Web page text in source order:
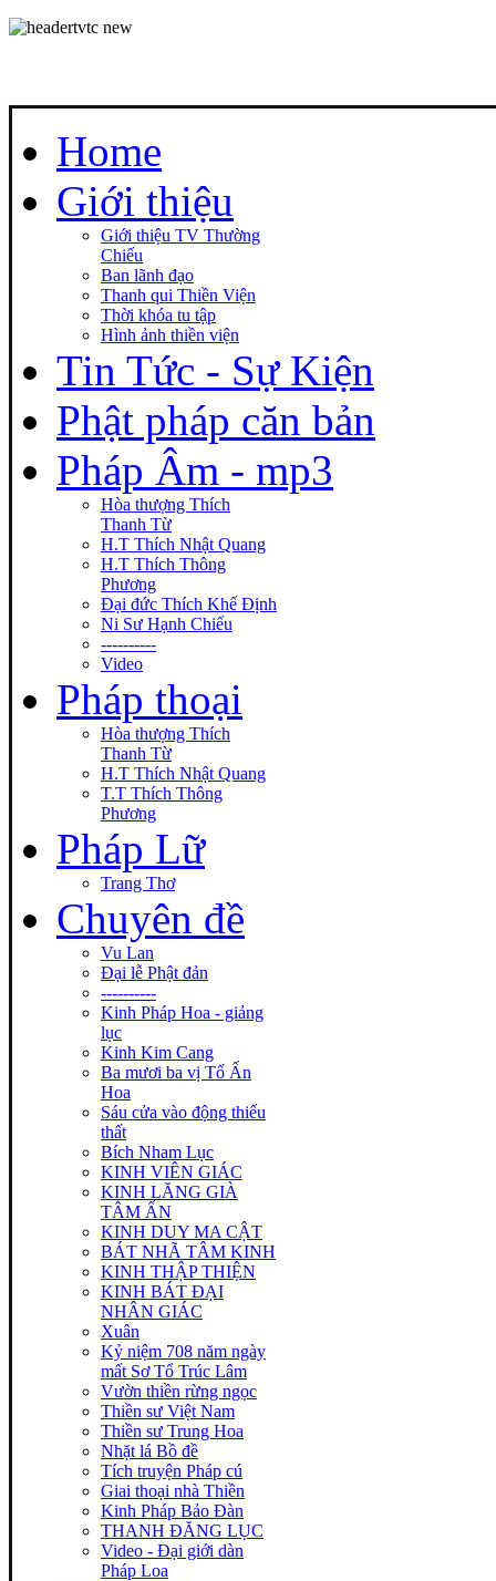
Home
Giới thiệu
Giới thiệu TV Thường
Chiếu
Ban lãnh đạo
Thanh qui Thiền Viện
Thời khóa tu tập
Hình ảnh thiền viện
Tin Tức - Sự Kiện
Phật pháp căn bản
Pháp Âm - mp3
Hòa thượng Thích
Thanh Từ
H.T Thích Nhật Quang
H.T Thích Thông
Phương
Đại đức Thích Khế Định
Ni Sư Hạnh Chiếu
----------
Video
Pháp thoại
Hòa thượng Thích
Thanh Từ
H.T Thích Nhật Quang
T.T Thích Thông
Phương
Pháp Lữ
Trang Thơ
Chuyên đề
Vu Lan
Đại lễ Phật đản
----------
Kinh Pháp Hoa - giảng
lục
Kinh Kim Cang
Ba mươi ba vị Tổ Ấn
Hoa
Sáu cửa vào động thiếu
thất
Bích Nham Lục
KINH VIÊN GIÁC
KINH LĂNG GIÀ
TÂM ẤN
KINH DUY MA CẬT
BÁT NHÃ TÂM KINH
KINH THẬP THIỆN
KINH BÁT ĐẠI
NHÂN GIÁC
Xuân
Kỷ niệm 708 năm ngày
mất Sơ Tổ Trúc Lâm
Vườn thiền rừng ngọc
Thiền sư Việt Nam
Thiền sư Trung Hoa
Nhặt lá Bồ đề
Tích truyện Pháp cú
Giai thoại nhà Thiền
Kinh Pháp Bảo Đàn
THANH ĐĂNG LỤC
Video - Đại giới dàn
Pháp Loa